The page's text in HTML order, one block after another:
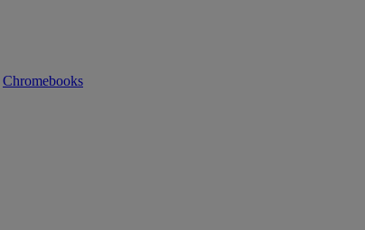
Chromebooks